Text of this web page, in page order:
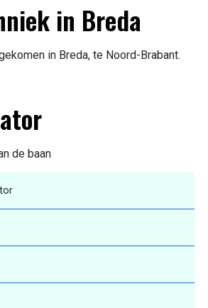
in Breda
in Breda, te Noord-Brabant.
de baan